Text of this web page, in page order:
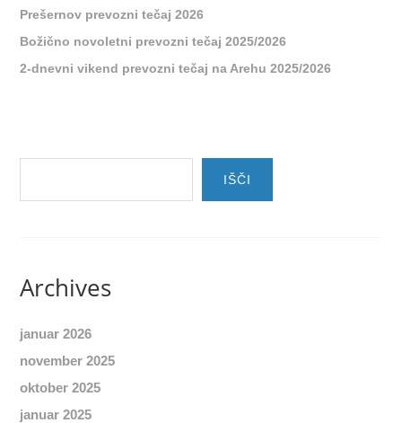
Prešernov prevozni tečaj 2026
Božično novoletni prevozni tečaj 2025/2026
2-dnevni vikend prevozni tečaj na Arehu 2025/2026
IŠČI
Archives
januar 2026
november 2025
oktober 2025
januar 2025